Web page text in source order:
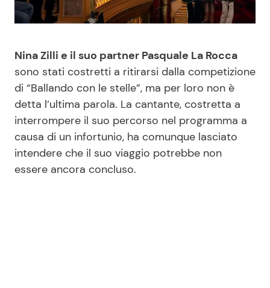
Moda e Style
Mondo Mamma
News benessere
Salute
Viaggi e Turismo
Dolci
Le Ricette in TV
Primi Piatti
Ricette Facili e Veloci
Ricette Feste
Nina Zilli e il suo partner Pasquale La Rocca
sono stati costretti a ritirarsi dalla competizione
di “Ballando con le stelle”, ma per loro non è
detta l’ultima parola. La cantante, costretta a
interrompere il suo percorso nel programma a
causa di un infortunio, ha comunque lasciato
intendere che il suo viaggio potrebbe non
essere ancora concluso.